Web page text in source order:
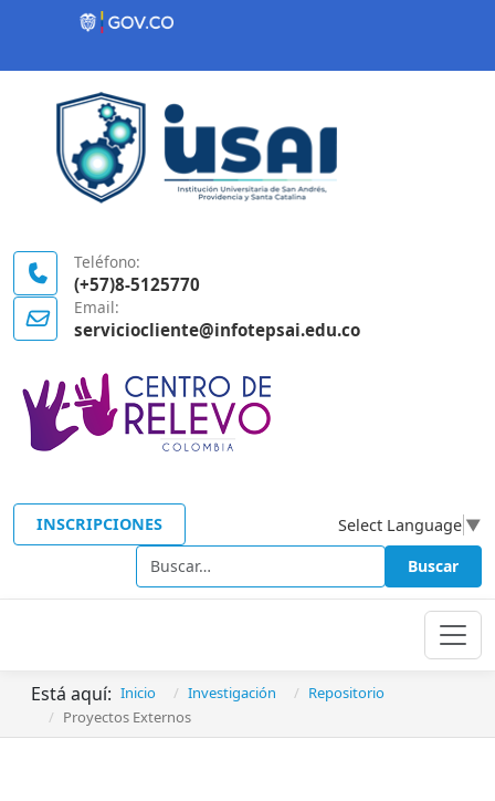
Contenido inicial
Teléfono:
(+57)8-5125770
Email:
serviciocliente@infotepsai.edu.co
INSCRIPCIONES Select Language ▼
Buscar Buscar
Está aquí: Inicio Investigación
Repositorio
Proyectos Externos